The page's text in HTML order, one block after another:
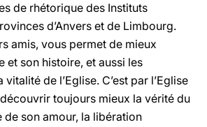
de rhétorique des Instituts
d’Anvers et de Limbourg.
amis, vous permet de mieux
et son histoire, et aussi les
de l’Eglise. C’est par l’Eglise
toujours mieux la vérité du
de son amour, la libération